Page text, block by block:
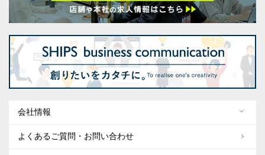
会社情報
よくあるご質問・お問い合わせ